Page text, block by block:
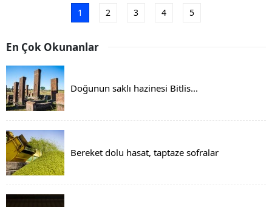
1 2 3 4 5
En Çok Okunanlar
Doğunun saklı hazinesi Bitlis...
Bereket dolu hasat, taptaze sofralar